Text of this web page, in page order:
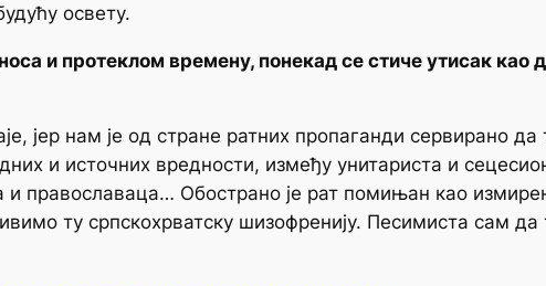
освету.
и протеклом времену, понекад се стиче утисак као
јер нам је од стране ратних пропаганди сервирано
и источних вредности, између унитариста и
и православаца… Обострано је рат помињан као
ту српскохрватску шизофренију. Песимиста сам